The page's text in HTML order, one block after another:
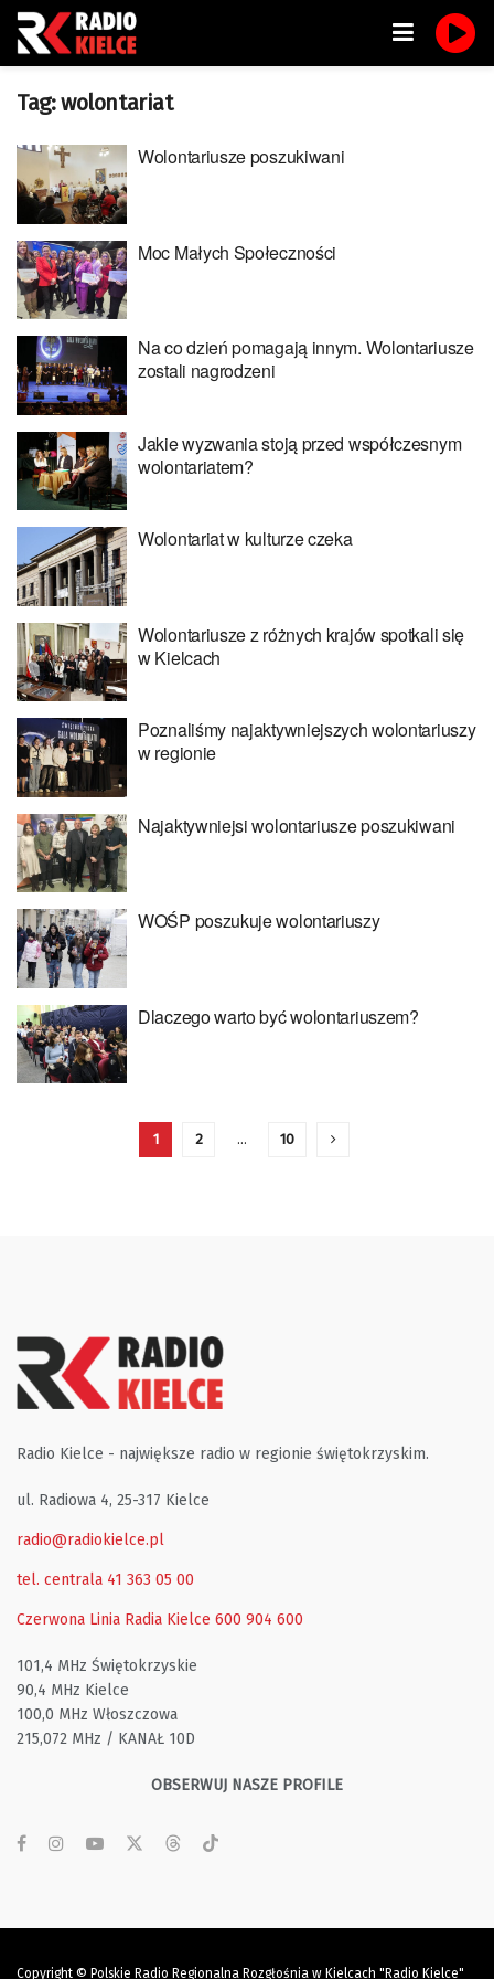
Tag:wolontariat
Wolontariusze poszukiwani
Moc Małych Społeczności
Na co dzień pomagają innym. Wolontariusze
zostali nagrodzeni
Jakie wyzwania stoją przed współczesnym
wolontariatem?
Wolontariat w kulturze czeka
Wolontariusze z różnych krajów spotkali się
w Kielcach
Poznaliśmy najaktywniejszych wolontariuszy
w regionie
Najaktywniejsi wolontariusze poszukiwani
WOŚP poszukuje wolontariuszy
Dlaczego warto być wolontariuszem?
1 2 … 10
Radio Kielce - największe radio w regionie świętokrzyskim.
ul. Radiowa 4, 25-317 Kielce
radio@radiokielce.pl
tel. centrala 41 363 05 00
Czerwona Linia Radia Kielce 600 904 600
101,4 MHz Świętokrzyskie
90,4 MHz Kielce
100,0 MHz Włoszczowa
215,072 MHz / KANAŁ 10D
OBSERWUJ NASZE PROFILE
Copyright © Polskie Radio Regionalna Rozgłośnia w Kielcach "Radio Kielce"